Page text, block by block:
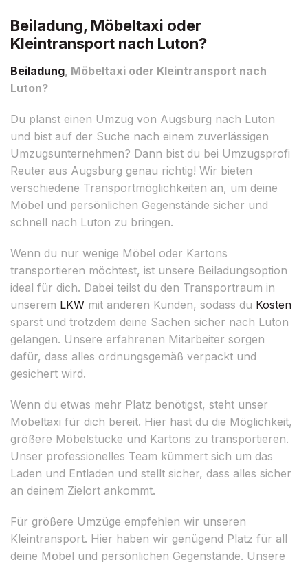
Beiladung, Möbeltaxi oder
Kleintransport nach Luton?
Beiladung, Möbeltaxi oder Kleintransport nach
Luton?
Du planst einen Umzug von Augsburg nach Luton
und bist auf der Suche nach einem zuverlässigen
Umzugsunternehmen? Dann bist du bei Umzugsprofi
Reuter aus Augsburg genau richtig! Wir bieten
verschiedene Transportmöglichkeiten an, um deine
Möbel und persönlichen Gegenstände sicher und
schnell nach Luton zu bringen.
Wenn du nur wenige Möbel oder Kartons
transportieren möchtest, ist unsere Beiladungsoption
ideal für dich. Dabei teilst du den Transportraum in
unserem LKW mit anderen Kunden, sodass du Kosten
sparst und trotzdem deine Sachen sicher nach Luton
gelangen. Unsere erfahrenen Mitarbeiter sorgen
dafür, dass alles ordnungsgemäß verpackt und
gesichert wird.
Wenn du etwas mehr Platz benötigst, steht unser
Möbeltaxi für dich bereit. Hier hast du die Möglichkeit,
größere Möbelstücke und Kartons zu transportieren.
Unser professionelles Team kümmert sich um das
Laden und Entladen und stellt sicher, dass alles sicher
an deinem Zielort ankommt.
Für größere Umzüge empfehlen wir unseren
Kleintransport. Hier haben wir genügend Platz für all
deine Möbel und persönlichen Gegenstände. Unsere